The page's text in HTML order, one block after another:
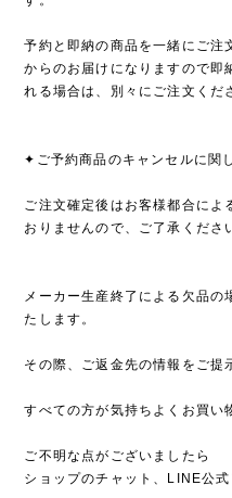
予約と即納の商品を一緒にご注
からのお届けになりますので即
れる場合は、別々にご注文くだ
✦ご予約商品のキャンセルに関
ご注文確定後はお客様都合によ
おりませんので、ご了承くださ
メーカー生産終了による欠品
たします。
その際、ご返金先の情報をご提
すべての方が気持ちよくお買い
ご不明な点がございましたら
ショップのチャット、LINE公